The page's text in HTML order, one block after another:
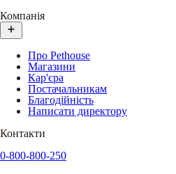
Компанія
Про Pethouse
Магазини
Кар'єра
Постачальникам
Благодійність
Написати директору
Контакти
0-800-800-250